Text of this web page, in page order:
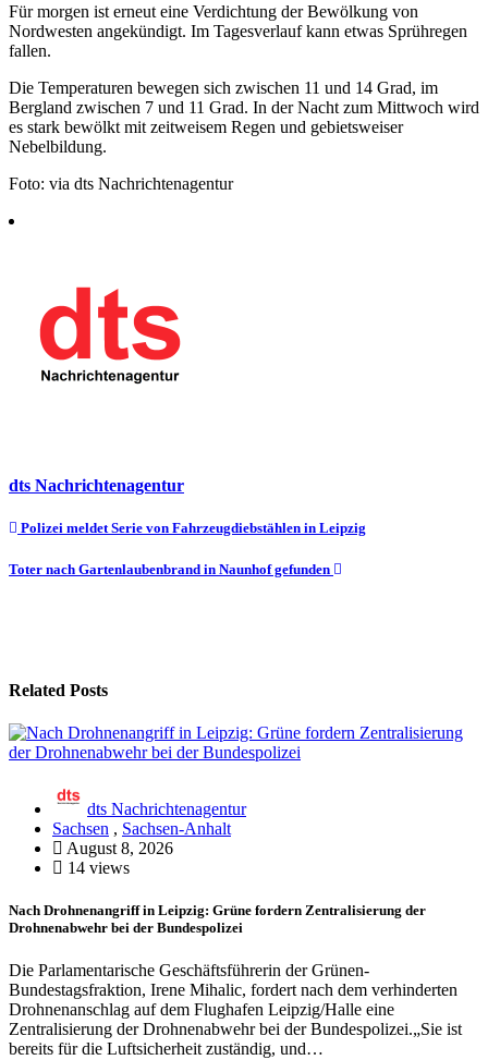
Für morgen ist erneut eine Verdichtung der Bewölkung von
Nordwesten angekündigt. Im Tagesverlauf kann etwas Sprühregen
fallen.
Die Temperaturen bewegen sich zwischen 11 und 14 Grad, im
Bergland zwischen 7 und 11 Grad. In der Nacht zum Mittwoch wird
es stark bewölkt mit zeitweisem Regen und gebietsweiser
Nebelbildung.
Foto: via dts Nachrichtenagentur
dts Nachrichtenagentur
Beitragsnavigation
Polizei meldet Serie von Fahrzeugdiebstählen in Leipzig
Toter nach Gartenlaubenbrand in Naunhof gefunden
Related Posts
dts Nachrichtenagentur
Sachsen , Sachsen-Anhalt
August 8, 2026
14 views
Nach Drohnenangriff in Leipzig: Grüne fordern Zentralisierung der
Drohnenabwehr bei der Bundespolizei
Die Parlamentarische Geschäftsführerin der Grünen-
Bundestagsfraktion, Irene Mihalic, fordert nach dem verhinderten
Drohnenanschlag auf dem Flughafen Leipzig/Halle eine
Zentralisierung der Drohnenabwehr bei der Bundespolizei.„Sie ist
bereits für die Luftsicherheit zuständig, und…